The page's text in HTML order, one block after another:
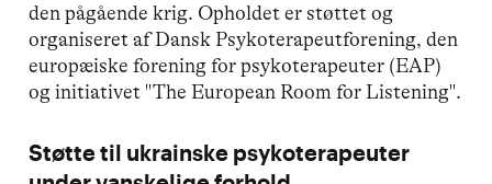
den pågående krig. Opholdet er støttet og
organiseret af Dansk Psykoterapeutforening, den
europæiske forening for psykoterapeuter (EAP)
og initiativet "The European Room for Listening".
Støtte til ukrainske psykoterapeuter